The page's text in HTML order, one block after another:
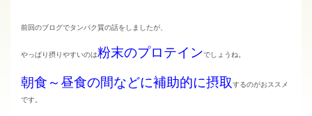
前回のブログでタンパク質の話をしましたが、
やっぱり摂りやすいのは粉末のプロテインでしょうね。
朝食～昼食の間などに補助的に摂取するのがおススメ
です。